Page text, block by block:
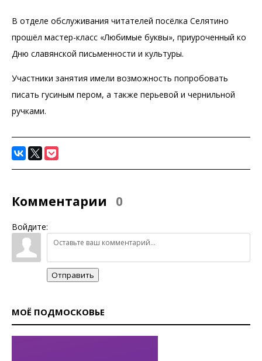
В отделе обслуживания читателей посёлка Селятино
прошёл мастер-класс «Любимые буквы», приуроченный ко
Дню славянской письменности и культуры.
Участники занятия имели возможность попробовать
писать гусиным пером, а также перьевой и чернильной
ручками.
Комментарии 0
Войдите:
Отправить
МОЁ ПОДМОСКОВЬЕ